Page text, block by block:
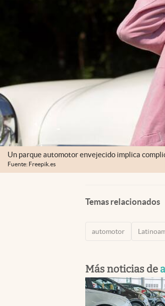
Un parque automotor envejecido implica
Fuente: Freepik.es
Temas relacionados
automotor
Más noticias de